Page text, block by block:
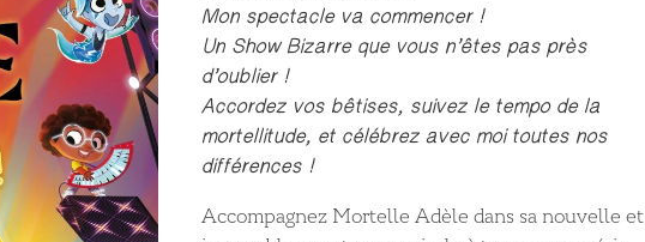
Mon spectacle va commencer !
Un Show Bizarre que vous n’êtes pas près
d’oublier !
Accordez vos bêtises, suivez le tempo de la
mortellitude, et célébrez avec moi toutes nos
différences !
Accompagnez Mortelle Adèle dans sa nouvelle et